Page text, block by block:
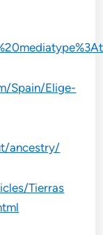
Spain/Elige-
ancestry/
Tierras